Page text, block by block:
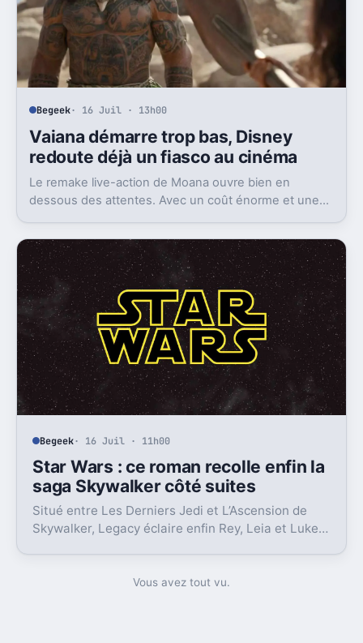
Begeek· 16 Juil · 13h00
Vaiana démarre trop bas, Disney
redoute déjà un fiasco au cinéma
Le remake live-action de Moana ouvre bien en
dessous des attentes. Avec un coût énorme et une
box-office.
Begeek· 16 Juil · 11h00
Star Wars : ce roman recolle enfin la
saga Skywalker côté suites
Situé entre Les Derniers Jedi et L’Ascension de
Skywalker, Legacy éclaire enfin Rey, Leia et Luke,